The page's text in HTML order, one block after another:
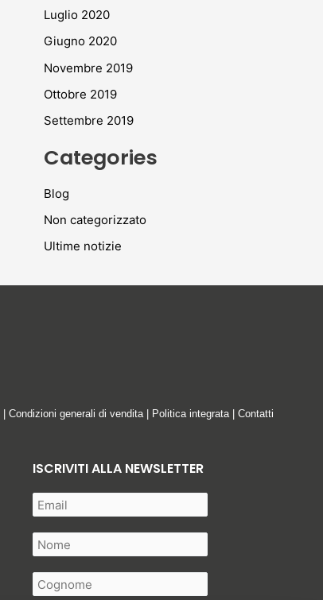
Luglio 2020
Giugno 2020
Novembre 2019
Ottobre 2019
Settembre 2019
Categories
Blog
Non categorizzato
Ultime notizie
Condizioni generali di vendita| Politica integrata| Contatti
ISCRIVITI ALLA NEWSLETTER